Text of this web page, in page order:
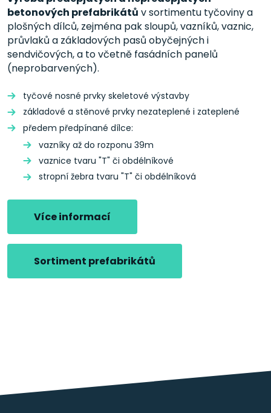
betonových prefabrikátů v sortimentu tyčoviny a
plošných dílců, zejména pak sloupů, vazníků, vaznic,
průvlaků a základových pasů obyčejných i
sendvičových, a to včetně fasádních panelů
(neprobarvených).
tyčové nosné prvky skeletové výstavby
základové a stěnové prvky nezateplené i zateplené
předem předpínané dílce:
vazníky až do rozponu 39m
vaznice tvaru "T" či obdélníkové
stropní žebra tvaru "T" či obdélníková
Více informací
Sortiment prefabrikátů